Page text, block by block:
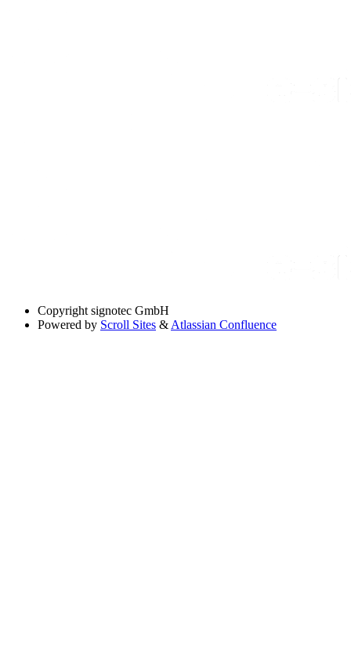
Copyright signotec GmbH
Powered by Scroll Sites & Atlassian Confluence